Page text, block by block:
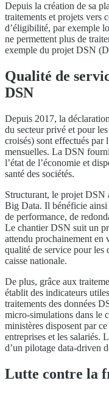
Depuis la création de sa
traitements et projets vers
d’éligibilité, par exemple
ne permettent plus de
exemple du projet DSN
Qualité de
DSN
Depuis 2017, la
du secteur privé et pour
croisés) sont effectués par
mensuelles. La DSN
l’état de l’économie et
santé des sociétés.
Structurant, le projet DSN
Big Data. Il bénéficie ainsi
de performance, de
Le chantier DSN suit un
attendu prochainement en
qualité de service pour les
caisse nationale.
De plus, grâce aux
établit des indicateurs
traitements des données
micro-simulations dans le
ministères disposent par
entreprises et les salariés.
d’un pilotage data-driven
Lutte contre la